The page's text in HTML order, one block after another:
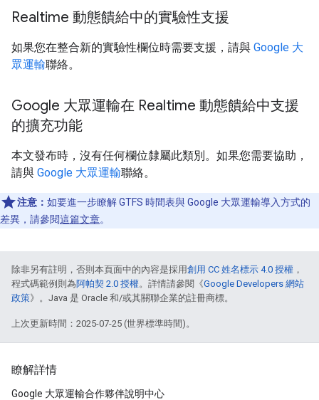
Realtime 動態饋給中的實驗性支援
如果您在整合新的實驗性欄位時需要支援，請與 Google 大
眾運輸聯絡。
Google 大眾運輸在 Realtime 動態饋給中支援
的擴充功能
本文發布時，沒有任何欄位隸屬此類別。如果您需要協助，
請與 Google 大眾運輸聯絡。
注意： 如要進一步瞭解 GTFS 時間表與 Google 大眾運輸導入方式的
差異，請參閱這篇文章。
除非另有註明，否則本頁面中的內容是採用創用 CC 姓名標示 4.0 授權 ，
程式碼範例則為阿帕契 2.0 授權。詳情請參閱《Google Developers 網站
政策》。Java 是 Oracle 和/或其關聯企業的註冊商標。
上次更新時間：2025-07-25 (世界標準時間)。
瞭解詳情
Google 大眾運輸合作夥伴說明中心